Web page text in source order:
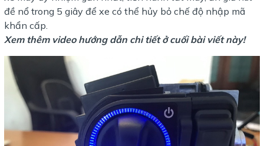
đề nổ trong 5 giây để xe có thể hủy bỏ chế độ nhập mã
khẩn cấp.
Xem thêm video hướng dẫn chi tiết ở cuối bài viết này!